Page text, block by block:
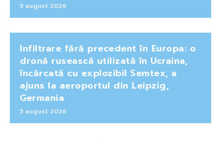
5 august 2026
Infiltrare fără precedent în Europa: o
dronă rusească utilizată în Ucraina,
încărcată cu explozibil Semtex, a
ajuns la aeroportul din Leipzig,
Germania
5 august 2026